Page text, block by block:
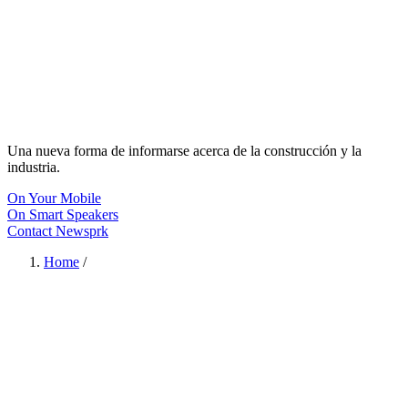
Una nueva forma de informarse acerca de la construcción y la
industria.
On Your Mobile
On Smart Speakers
Contact Newsprk
Home /